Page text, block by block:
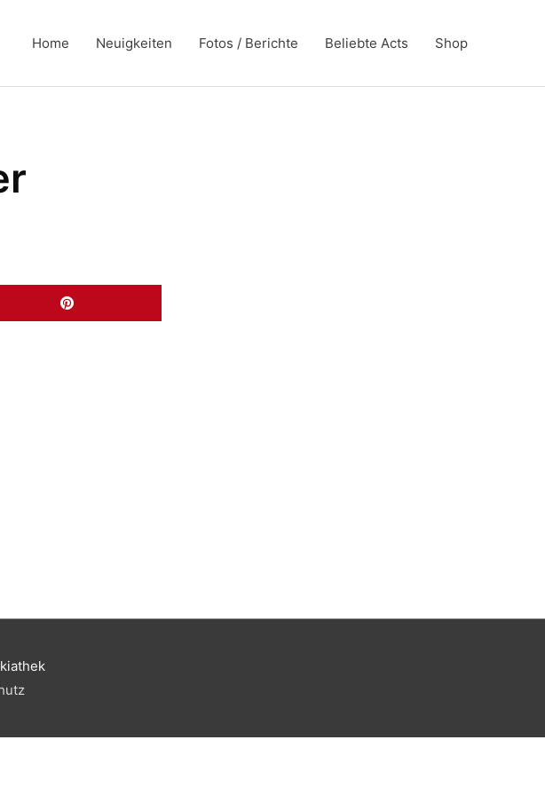
Home Neuigkeiten Fotos / Berichte Beliebte Acts Shop